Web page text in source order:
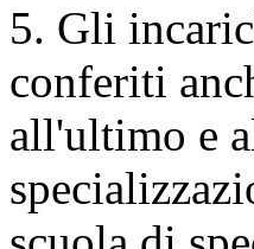
5. Gli
conferiti
all'ultimo e